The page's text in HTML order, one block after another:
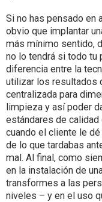
Si no has pensado en
obvio que implantar
más mínimo sentido,
no lo tendrá si todo tu
diferencia entre la
utilizar los resultados
centralizada para
limpieza y así poder
estándares de
cuando el cliente le
de lo que tardabas
mal. Al final, como
en la instalación de
transformes a las
niveles – y en el uso